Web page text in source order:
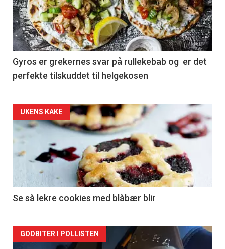
Gyros er grekernes svar på rullekebab og er det
perfekte tilskuddet til helgekosen
Forsiden
akkurat
nå
2
UKENS KAKE
Se så lekre cookies med blåbær blir
Forsiden
GODBITER I POLLISTEN